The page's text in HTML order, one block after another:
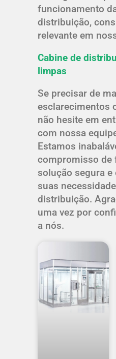
funcionamento
distribuição,
relevante em
Cabine de
limpas
Se precisar de
esclarecimentos
não hesite em
com nossa
Estamos
compromisso de
solução segura e
suas
distribuição.
uma vez por
a nós.